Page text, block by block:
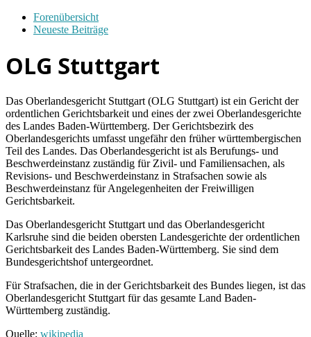
Forenübersicht
Neueste Beiträge
OLG Stuttgart
Das Oberlandesgericht Stuttgart (OLG Stuttgart) ist ein Gericht der
ordentlichen Gerichtsbarkeit und eines der zwei Oberlandesgerichte
des Landes Baden-Württemberg. Der Gerichtsbezirk des
Oberlandesgerichts umfasst ungefähr den früher württembergischen
Teil des Landes. Das Oberlandesgericht ist als Berufungs- und
Beschwerdeinstanz zuständig für Zivil- und Familiensachen, als
Revisions- und Beschwerdeinstanz in Strafsachen sowie als
Beschwerdeinstanz für Angelegenheiten der Freiwilligen
Gerichtsbarkeit.
Das Oberlandesgericht Stuttgart und das Oberlandesgericht
Karlsruhe sind die beiden obersten Landesgerichte der ordentlichen
Gerichtsbarkeit des Landes Baden-Württemberg. Sie sind dem
Bundesgerichtshof untergeordnet.
Für Strafsachen, die in der Gerichtsbarkeit des Bundes liegen, ist das
Oberlandesgericht Stuttgart für das gesamte Land Baden-
Württemberg zuständig.
Quelle: wikipedia